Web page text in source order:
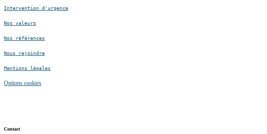
Intervention d'urgence
Nos valeurs
Nos références
Nous rejoindre
Mentions légales
Options cookies
Contact